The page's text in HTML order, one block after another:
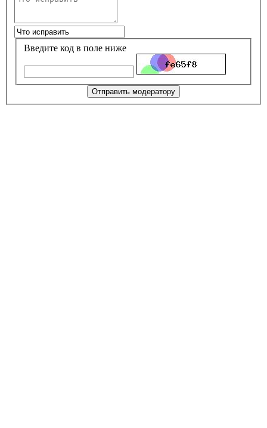
Введите код в поле ниже
Отправить модератору